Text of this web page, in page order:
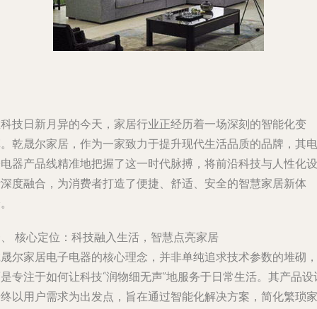
技日新月异的今天，家居行业正经历着一场深刻的智能化变
乾晟尔家居，作为一家致力于提升现代生活品质的品牌，其电
器产品线精准地把握了这一时代脉搏，将前沿科技与人性化设
度融合，为消费者打造了便捷、舒适、安全的智慧家居新体
核心定位：科技融入生活，智慧点亮家居
尔家居电子电器的核心理念，并非单纯追求技术参数的堆砌，
专注于如何让科技“润物细无声”地服务于日常生活。其产品设
以用户需求为出发点，旨在通过智能化解决方案，简化繁琐家